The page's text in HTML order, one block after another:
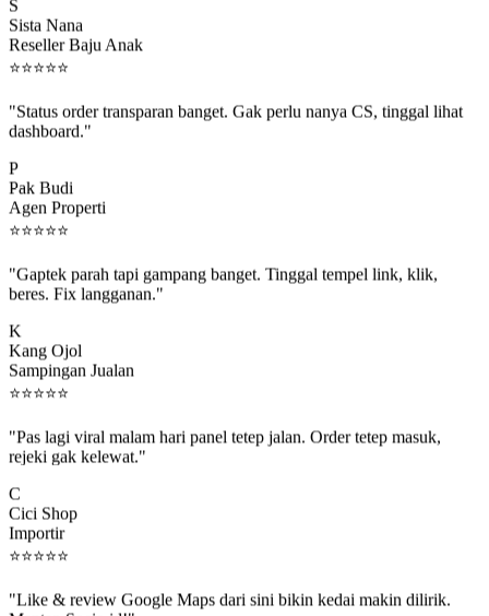
Sista Nana
Reseller Baju Anak
⭐⭐⭐⭐⭐
dashboard."
Pak Budi
Agen Properti
⭐⭐⭐⭐⭐
beres. Fix langganan."
Kang Ojol
Sampingan Jualan
⭐⭐⭐⭐⭐
rejeki gak kelewat."
Cici Shop
Importir
⭐⭐⭐⭐⭐
Mantap Socio.id!"